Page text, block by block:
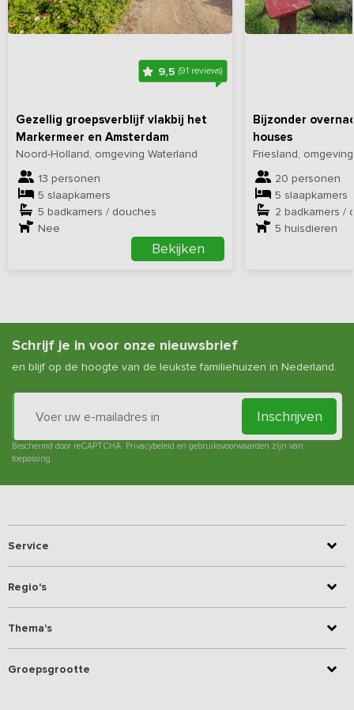
9,5(91 reviews)
Gezellig groepsverblijf vlakbij het
Markermeer en Amsterdam
Noord-Holland, omgeving Waterland
13 personen
5 slaapkamers
5 badkamers / douches
Nee
Bekijken
Bijzonder
houses
Friesland,
20 personen
5 slaapkamers
2 badkamers /
5 huisdieren
Schrijf je in voor onze nieuwsbrief
en blijf op de hoogte van de leukste familiehuizen in Nederland.
Inschrijven
Beschermd door reCAPTCHA. Privacybeleid en gebruiksvoorwaarden zijn van
toepassing.
Service
Regio's
Thema's
Groepsgrootte